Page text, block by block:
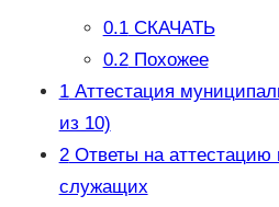
0.1СКАЧАТЬ
0.2Похожее
1Аттестация
из 10)
2Ответы на аттестацию
служащих